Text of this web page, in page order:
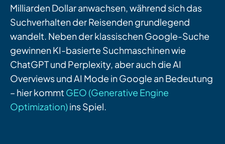
Milliarden Dollar anwachsen, während sich das
Suchverhalten der Reisenden grundlegend
wandelt. Neben der klassischenGoogle-Suche
gewinnen KI-basierte Suchmaschinen wie
ChatGPT und Perplexity, aber auchdie AI
OverviewsundAI Mode in Google an Bedeutung
– hier kommt GEO (Generative Engine
Optimization)ins Spiel.